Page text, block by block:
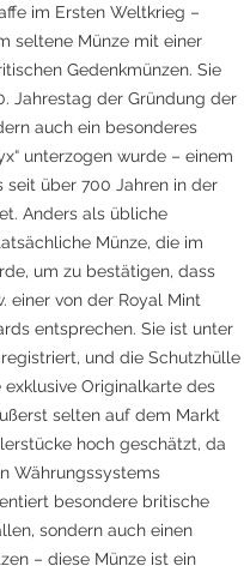
im Ersten Weltkrieg –
seltene Münze mit einer
Gedenkmünzen. Sie
Jahrestag der Gründung der
auch ein besonderes
unterzogen wurde – einem
über 700 Jahren in der
Anders als übliche
Münze, die im
um zu bestätigen, dass
einer von der Royal Mint
entsprechen. Sie ist unter
und die Schutzhülle
Originalkarte des
selten auf dem Markt
hoch geschätzt, da
Währungssystems
besondere britische
sondern auch einen
– diese Münze ist ein